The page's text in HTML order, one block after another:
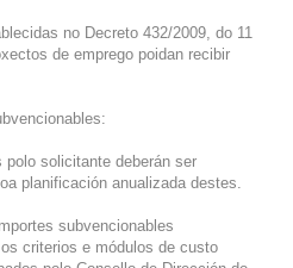
no Decreto 432/2009, do 11
de emprego poidan recibir
solicitante deberán ser
planificación anualizada destes.
subvencionables
criterios e módulos de custo